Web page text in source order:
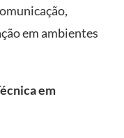
em ambientes
em